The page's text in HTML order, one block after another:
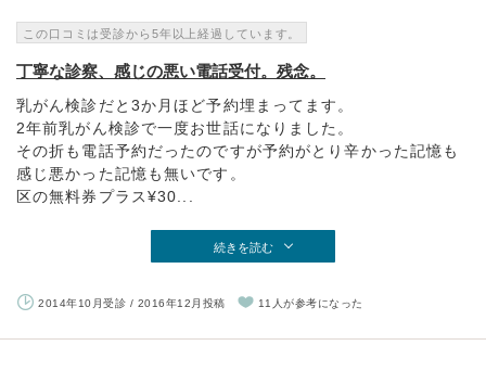
この口コミは受診から5年以上経過しています。
丁寧な診察、感じの悪い電話受付。残念。
乳がん検診だと3か月ほど予約埋まってます。
2年前乳がん検診で一度お世話になりました。
その折も電話予約だったのですが予約がとり辛かった記憶も
感じ悪かった記憶も無いです。
区の無料券プラス¥30...
続きを読む
2014年10月受診 / 2016年12月投稿 11人が参考になった